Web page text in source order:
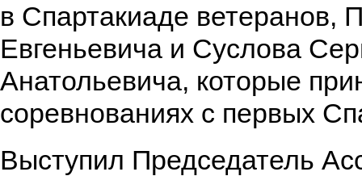
в Спартакиаде ветеранов,
Евгеньевича и Суслова
Анатольевича, которые
соревнованиях с первых
Выступил Председатель